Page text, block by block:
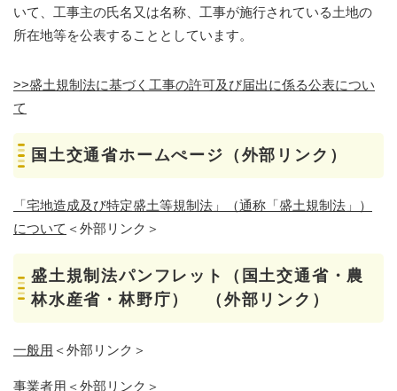
いて、工事主の氏名又は名称、工事が施行されている土地の
所在地等を公表することとしています。
>>盛土規制法に基づく工事の許可及び届出に係る公表につい
て
国土交通省ホームぺージ（外部リンク）
「宅地造成及び特定盛土等規制法」（通称「盛土規制法」）
について ＜外部リンク＞
盛土規制法パンフレット（国土交通省・農
林水産省・林野庁） （外部リンク）
一般用 ＜外部リンク＞
事業者用 ＜外部リンク＞